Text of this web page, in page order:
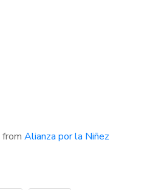
from Alianza por la Niñez